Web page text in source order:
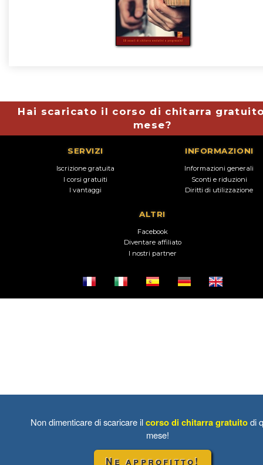
Hai scaricato il corso di chitarra
mese?
SERVIZI
Iscrizione gratuita
I corsi gratuiti
I vantaggi
INFORMAZIONI
Informazioni generali
Sconti e riduzioni
Diritti di utilizzazione
ALTRI
Facebook
Diventare affiliato
I nostri partner
Non dimenticare di scaricare ilcorso di chitarra gratuitodi
mese!
Ne approfitto!